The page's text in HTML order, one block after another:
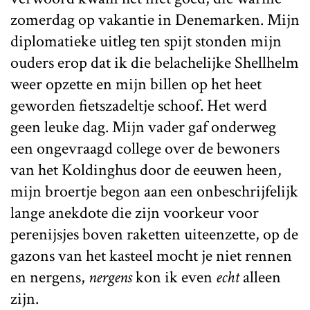
zomerdag op vakantie in Denemarken. Mijn
diplomatieke uitleg ten spijt stonden mijn
ouders erop dat ik die belachelijke Shellhelm
weer opzette en mijn billen op het heet
geworden fietszadeltje schoof. Het werd
geen leuke dag. Mijn vader gaf onderweg
een ongevraagd college over de bewoners
van het Koldinghus door de eeuwen heen,
mijn broertje begon aan een onbeschrijfelijk
lange anekdote die zijn voorkeur voor
perenijsjes boven raketten uiteenzette, op de
gazons van het kasteel mocht je niet rennen
en nergens, nergenskon ik evenechtalleen
zijn.